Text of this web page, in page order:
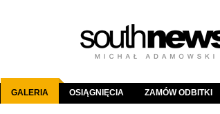
GALERIA OSIĄGNIĘCIA ZAMÓW ODBITKI